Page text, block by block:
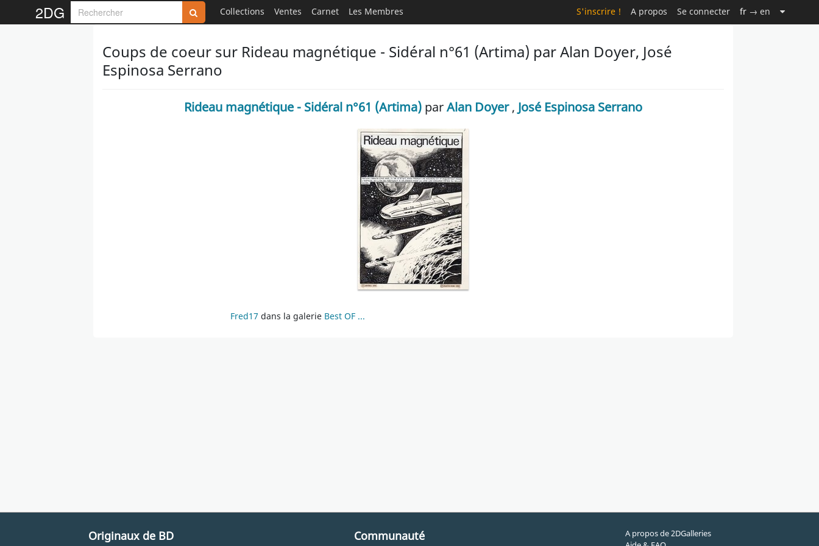
2DG Collections Ventes Carnet Les Membres S'inscrire ! A propos Se connecter fr → en
Coups de coeur sur Rideau magnétique - Sidéral n°61 (Artima) par Alan Doyer, José
Espinosa Serrano
Rideau magnétique - Sidéral n°61 (Artima) parAlan Doyer, José Espinosa Serrano
Fred17 dans la galerie Best OF ...
Originaux de BD Communauté
A propos de 2DGalleries